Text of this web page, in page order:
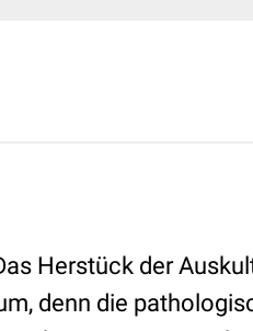
Herstück der
denn die